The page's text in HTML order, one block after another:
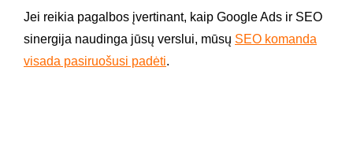
Jei reikia pagalbos įvertinant, kaip Google Ads ir SEO
sinergija naudinga jūsų verslui, mūsų SEO komanda
visada pasiruošusi padėti.